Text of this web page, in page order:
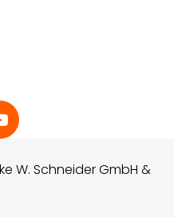
W. Schneider GmbH &